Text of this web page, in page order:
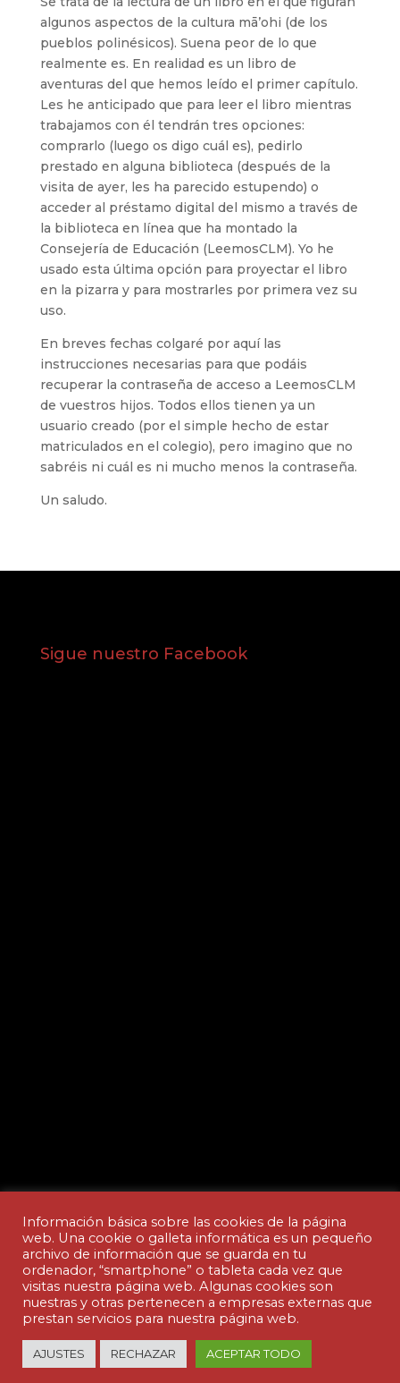
algunos aspectos de la cultura mā’ohi (de los
pueblos polinésicos). Suena peor de lo que
realmente es. En realidad es un libro de
aventuras del que hemos leído el primer capítulo.
Les he anticipado que para leer el libro mientras
trabajamos con él tendrán tres opciones:
comprarlo (luego os digo cuál es), pedirlo
prestado en alguna biblioteca (después de la
visita de ayer, les ha parecido estupendo) o
acceder al préstamo digital del mismo a través de
la biblioteca en línea que ha montado la
Consejería de Educación (LeemosCLM). Yo he
usado esta última opción para proyectar el libro
en la pizarra y para mostrarles por primera vez su
uso.
En breves fechas colgaré por aquí las
instrucciones necesarias para que podáis
recuperar la contraseña de acceso a LeemosCLM
de vuestros hijos. Todos ellos tienen ya un
usuario creado (por el simple hecho de estar
matriculados en el colegio), pero imagino que no
sabréis ni cuál es ni mucho menos la contraseña.
Un saludo.
Sigue nuestro Facebook
Aviso legal y Política de privacidad
© Copyright - ACADEMIA CEDES | made by
nuteco
Información básica sobre las cookies de la página
web. Una cookie o galleta informática es un pequeño
archivo de información que se guarda en tu
ordenador, “smartphone” o tableta cada vez que
visitas nuestra página web. Algunas cookies son
nuestras y otras pertenecen a empresas externas que
prestan servicios para nuestra página web.
AJUSTES RECHAZAR ACEPTAR TODO